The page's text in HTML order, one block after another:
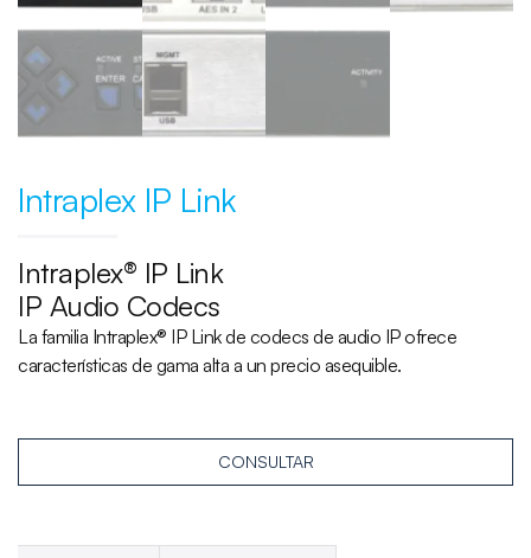
Intraplex IP Link
Intraplex® IP Link
IP Audio Codecs
La familia Intraplex® IP Link de codecs de audio IP ofrece
características de gama alta a un precio asequible.
CONSULTAR